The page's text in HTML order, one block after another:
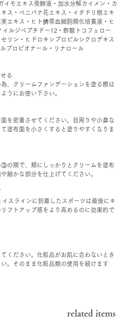
モエキス発酵液・加水分解カイメン・カ
ス・ベニバナ花エキス・イタドリ根エキ
エキス・ヒト臍帯血細胞順化培養液・ヒ
ルジペプチドー12・酢酸トコフェロー
リン・ヒドロキシプロピルシクロデキス
プロピオナール・リナロール
る
、クリームファンデーションを塗る際は
うにお使い下さい。
を密着させてください。目周りや小鼻な
塗布面を小さくすると塗りやすくなりま
順で、頬にしっかりとクリームを塗布
細かな部分を仕上げてください。
スラインに到着したスポーツは最後にキ
フトアップ感をより高めるのに効果的で
ください。化粧品がお肌に合わないとき
。そのまま化粧品類の使用を続けます
related items